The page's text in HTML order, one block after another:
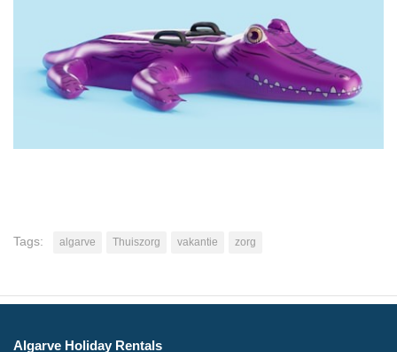
Tags: algarve Thuiszorg vakantie zorg
Algarve Holiday Rentals